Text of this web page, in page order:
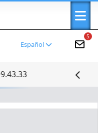
5
Español